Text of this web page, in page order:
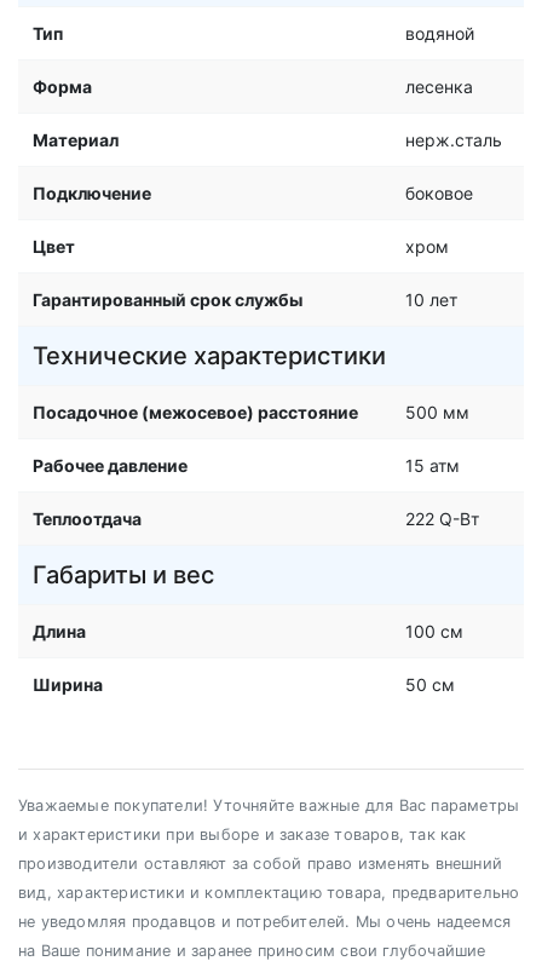
Тип водяной
Форма лесенка
Материал нерж.сталь
Подключение боковое
Цвет хром
Гарантированный срок службы 10 лет
Технические характеристики
Посадочное (межосевое) расстояние 500 мм
Рабочее давление 15 атм
Теплоотдача 222 Q-Вт
Габариты и вес
Длина 100 см
Ширина 50 см
Уважаемые покупатели! Уточняйте важные для Вас параметры
и характеристики при выборе и заказе товаров, так как
производители оставляют за собой право изменять внешний
вид, характеристики и комплектацию товара, предварительно
не уведомляя продавцов и потребителей. Мы очень надеемся
на Ваше понимание и заранее приносим свои глубочайшие